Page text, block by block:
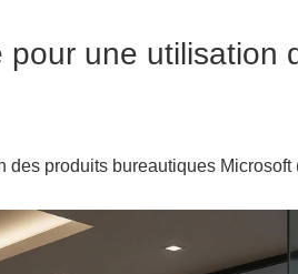
une utilisation
des produits bureautiques